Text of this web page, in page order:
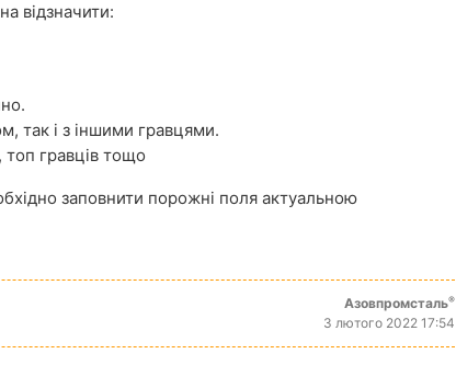
відзначити:
так і з іншими гравцями.
топ гравців тощо
заповнити порожні поля актуальною
Азовпромсталь®
3 лютого 2022 17:54